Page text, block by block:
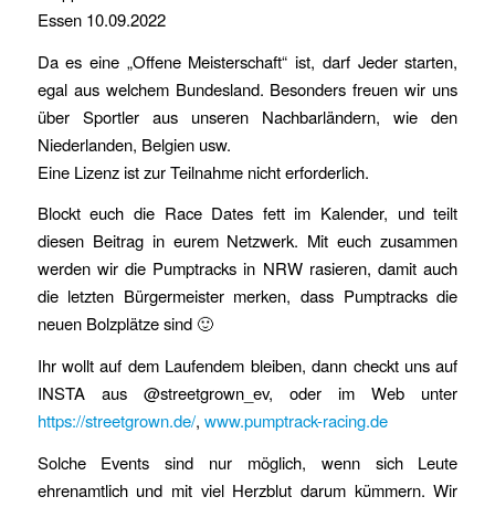
Essen 10.09.2022
Da es eine „Offene Meisterschaft“ ist, darf Jeder starten,
egal aus welchem Bundesland. Besonders freuen wir uns
über Sportler aus unseren Nachbarländern, wie den
Niederlanden, Belgien usw.
Eine Lizenz ist zur Teilnahme nicht erforderlich.
Blockt euch die Race Dates fett im Kalender, und teilt
diesen Beitrag in eurem Netzwerk. Mit euch zusammen
werden wir die Pumptracks in NRW rasieren, damit auch
die letzten Bürgermeister merken, dass Pumptracks die
neuen Bolzplätze sind 🙂
Ihr wollt auf dem Laufendem bleiben, dann checkt uns auf
INSTA aus @streetgrown_ev, oder im Web unter
https://streetgrown.de/, www.pumptrack-racing.de
Solche Events sind nur möglich, wenn sich Leute
ehrenamtlich und mit viel Herzblut darum kümmern. Wir